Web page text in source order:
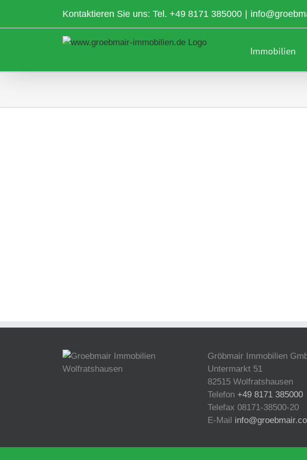
springen
Kontaktieren Sie uns: Tel. +49 8171 385000
Immobilien
Gröbmair Immobilien
Untermarkt 51
82515 Wolfratshausen
Telefon +49 8171 385000
Telefax 08171-38500-20
E-Mail